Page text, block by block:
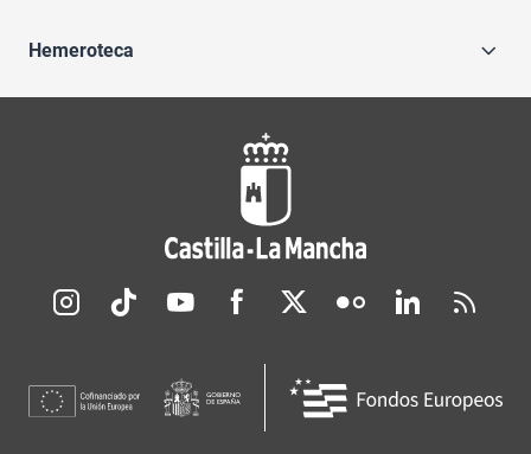
Hemeroteca
Redes sociales JCCM